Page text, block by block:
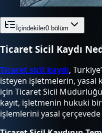
İçindekiler0 bölüm
Ticaret Sicil Kaydı
Ticaret sicil kaydı,
isteyen işletmelerin, yasal
için Ticaret Sicil
kayıt, işletmenin hukuki
işlemlerini yasal